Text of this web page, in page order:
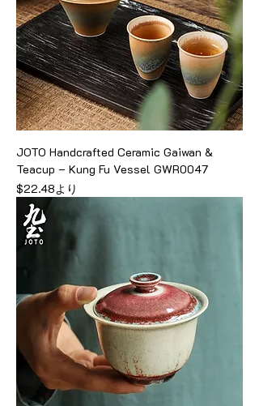
JOTO Handcrafted Ceramic Gaiwan &
Teacup – Kung Fu Vessel GWR0047
$22.48より
セール価格